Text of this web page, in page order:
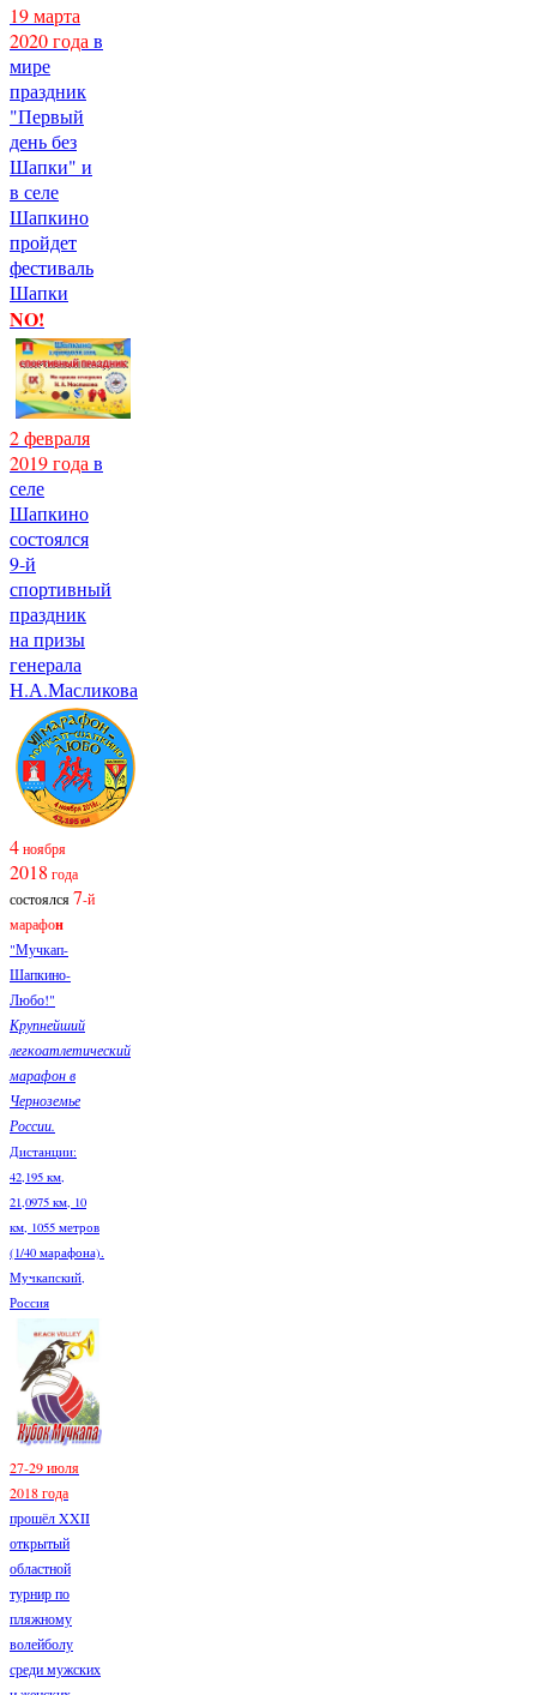
19 марта
2020 года в
мире
праздник
"Первый
день без
Шапки" и
в селе
Шапкино
пройдет
фестиваль
Шапки
NO!
2 февраля
2019 года в
селе
Шапкино
состоялся
9-й
спортивный
праздник
на призы
генерала
Н.А.Масликова
4ноября
2018 года
состоялся7-й
марафон
"Мучкап-
Шапкино-
Любо!"
Крупнейший
легкоатлетический
марафон в
Черноземье
России.
Дистанции:
42,195 км,
21,0975 км, 10
км, 1055 метров
(1/40 марафона).
Мучкапский,
Россия
27-29 июля
2018 года
прошёл XXII
открытый
областной
турнир по
пляжному
волейболу
среди мужских